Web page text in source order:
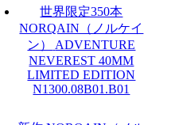
世界限定350本
NORQAIN（ノルケイ
ン）
ADVENTURE
NEVEREST 40MM
LIMITED EDITION
N1300.08B01.B01